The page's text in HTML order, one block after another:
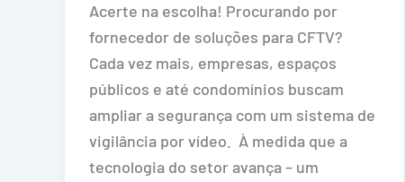
Acerte na escolha! Procurando por
fornecedor de soluções para CFTV?
Cada vez mais, empresas, espaços
públicos e até condomínios buscam
ampliar a segurança com um sistema de
vigilância por vídeo. À medida que a
tecnologia do setor avança – um